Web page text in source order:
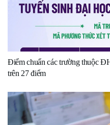
Điểm chuẩn các trường thuộc
trên 27 điểm